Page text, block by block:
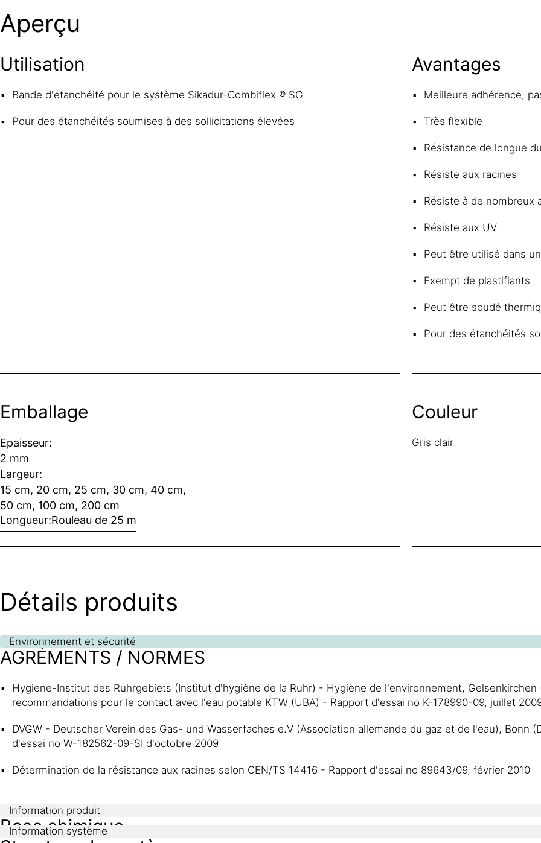
Aperçu
Utilisation
Bande d'étanchéité pour le système Sikadur-Combiflex ® SG
Pour des étanchéités soumises à des sollicitations élevées
Avantages
Meilleure adhérence,
Très flexible
Résistance de longue
Résiste aux racines
Résiste à de nombreux
Résiste aux UV
Peut être utilisé dans
Exempt de plastifiants
Peut être soudé
Pour des étanchéités
Emballage
Epaisseur:
2 mm
Largeur:
15 cm, 20 cm, 25 cm, 30 cm, 40 cm,
50 cm, 100 cm, 200 cm
Longueur:Rouleau de 25 m
Couleur
Gris clair
Détails produits
Environnement et sécurité
AGRÉMENTS / NORMES
Hygiene-Institut des Ruhrgebiets (Institut d'hygiène de la Ruhr) - Hygiène de l'environnement,
recommandations pour le contact avec l'eau potable KTW (UBA) - Rapport d'essai no K-178990-09, juillet
DVGW - Deutscher Verein des Gas- und Wasserfaches e.V (Association allemande du gaz et de l'eau), Bonn
d'essai no W-182562-09-SI d'octobre 2009
Détermination de la résistance aux racines selon CEN/TS 14416 - Rapport d'essai no 89643/09, février 2010
Information produit
Base chimique
Information système